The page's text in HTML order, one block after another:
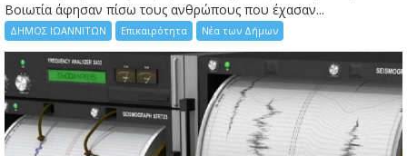
Bοιωτία άφησαν πίσω τους ανθρώπους που έχασαν...
ΔΗΜΟΣ ΙΩΑΝΝΙΤΩΝ Επικαιρότητα Νέα των Δήμων